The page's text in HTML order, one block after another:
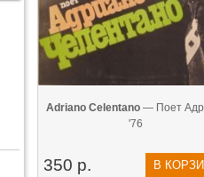
Adriano Celentano — Поет
'76
350 р. В